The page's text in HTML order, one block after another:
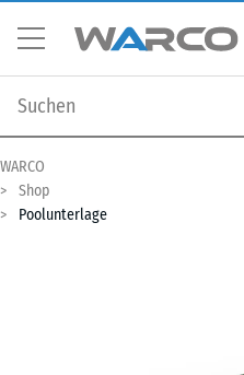
WARCO
Shop
Poolunterlage